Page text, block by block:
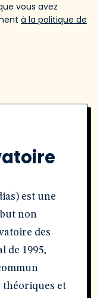
vous avez
à la politique de
est une
non
des
de 1995,
théoriques et